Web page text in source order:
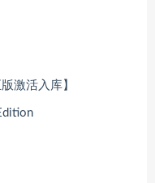
激活入库】